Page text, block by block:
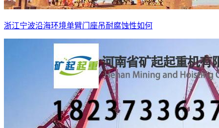
浙江宁波沿海环境单臂门座吊耐腐蚀性如何